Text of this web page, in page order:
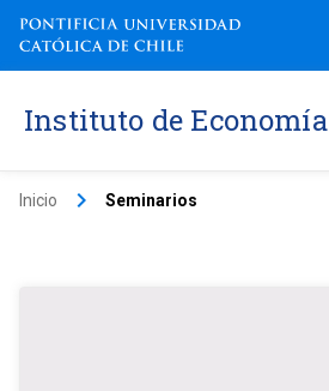
Instituto de Economía
Inicio keyboard_arrow_right Seminarios